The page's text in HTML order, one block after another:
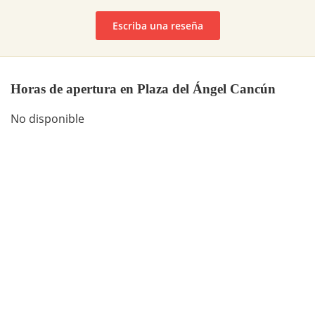
Escriba una reseña
Horas de apertura en Plaza del Ángel Cancún
No disponible